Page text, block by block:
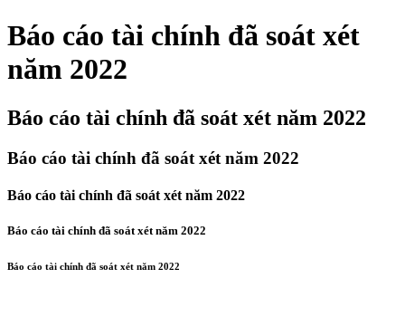
Báo cáo tài chính đã soát xét
năm 2022
Báo cáo tài chính đã soát xét năm 2022
Báo cáo tài chính đã soát xét năm 2022
Báo cáo tài chính đã soát xét năm 2022
Báo cáo tài chính đã soát xét năm 2022
Báo cáo tài chính đã soát xét năm 2022